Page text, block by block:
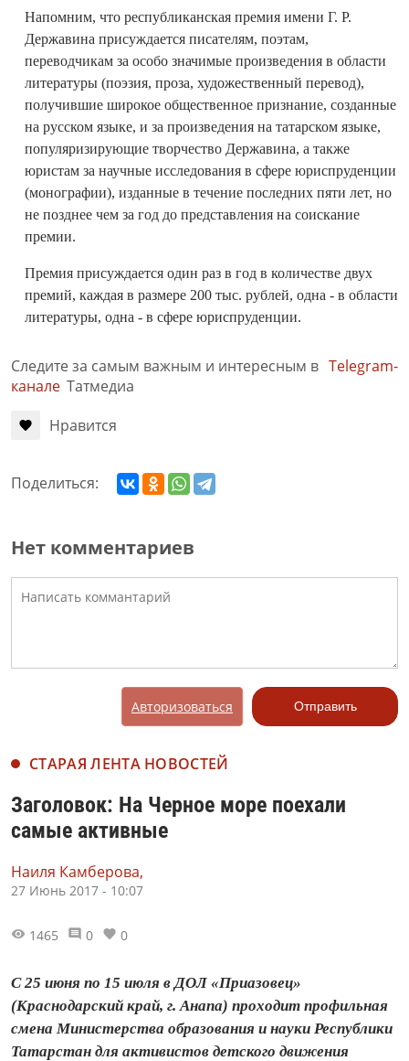
Напомним, что республиканская премия имени Г. Р.
Державина присуждается писателям, поэтам,
переводчикам за особо значимые произведения в области
литературы (поэзия, проза, художественный перевод),
получившие широкое общественное признание, созданные
на русском языке, и за произведения на татарском языке,
популяризирующие творчество Державина, а также
юристам за научные исследования в сфере юриспруденции
(монографии), изданные в течение последних пяти лет, но
не позднее чем за год до представления на соискание
премии.
Премия присуждается один раз в год в количестве двух
премий, каждая в размере 200 тыс. рублей, одна - в области
литературы, одна - в сфере юриспруденции.
Следите за самым важным и интересным в Telegram-
канале Татмедиа
Нравится
Поделиться:
Нет комментариев
Авторизоваться Отправить
СТАРАЯ ЛЕНТА НОВОСТЕЙ
Заголовок: На Черное море поехали
самые активные
Наиля Камберова,
27 Июнь 2017 - 10:07
1465 0 0
С 25 июня по 15 июля в ДОЛ «Приазовец»
(Краснодарский край, г. Анапа) проходит профильная
смена Министерства образования и науки Республики
Татарстан для активистов детского движения